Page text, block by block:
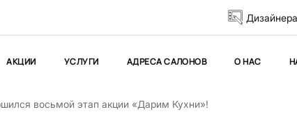
АКЦИИ УСЛУГИ АДРЕСА САЛОНОВ О НАС
восьмой этап акции «Дарим Кухни»!